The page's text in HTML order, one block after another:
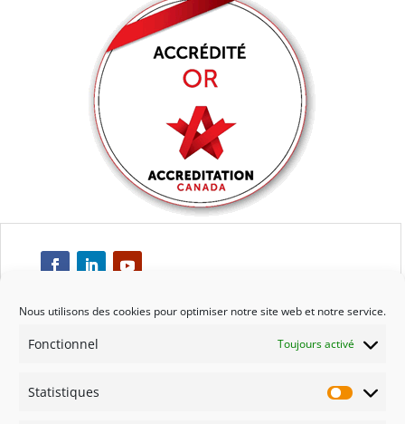
Nous utilisons des cookies pour optimiser notre site web et notre service.
Fonctionnel Toujours activé
Statistiques
Respect
Engagement